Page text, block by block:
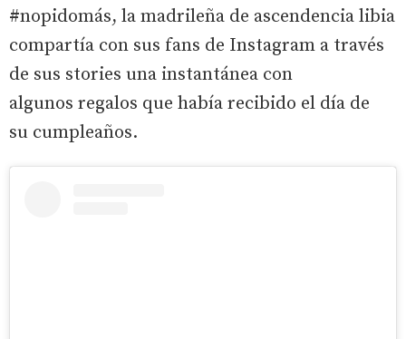
#nopidomás, la madrileña de ascendencia libia
compartía con sus fans de Instagram a través
de sus stories una instantánea con
algunos regalos que había recibido el día de
su cumpleaños.